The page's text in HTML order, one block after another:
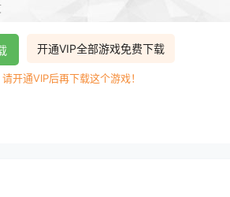
开通VIP全部游戏免费下载
开通VIP后再下载这个游戏！